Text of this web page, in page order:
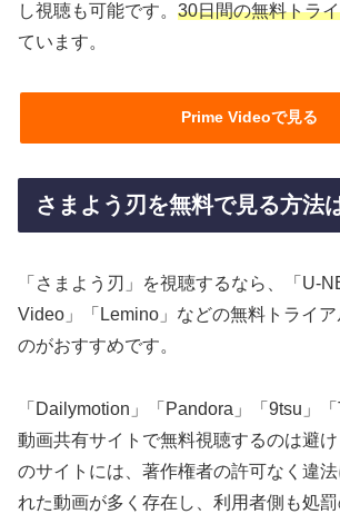
し視聴も可能です。 30日間の無料トラ
ています。
Prime Videoで見る
さまよう刃を無料で見る方法
「さまよう刃」を視聴するなら、「U-
Video」「Lemino」などの無料トライ
のがおすすめです。
「Dailymotion」「Pandora」「9tsu」
動画共有サイトで無料視聴するのは避
のサイトには、著作権者の許可なく違
れた動画が多く存在し、利用者側も処